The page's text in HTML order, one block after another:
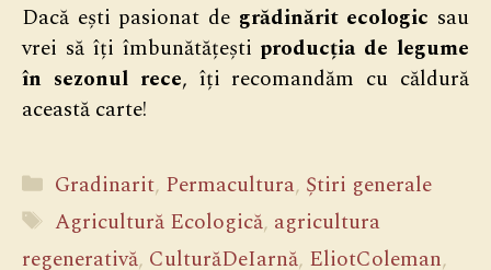
Dacă ești pasionat de grădinărit ecologic sau
vrei să îți îmbunătățești producția de legume
în sezonul rece, îți recomandăm cu căldură
această carte!
Categorii
Gradinarit, Permacultura, Știri generale
Etichete
Agricultură Ecologică, agricultura
regenerativă, CulturăDeIarnă, EliotColeman,